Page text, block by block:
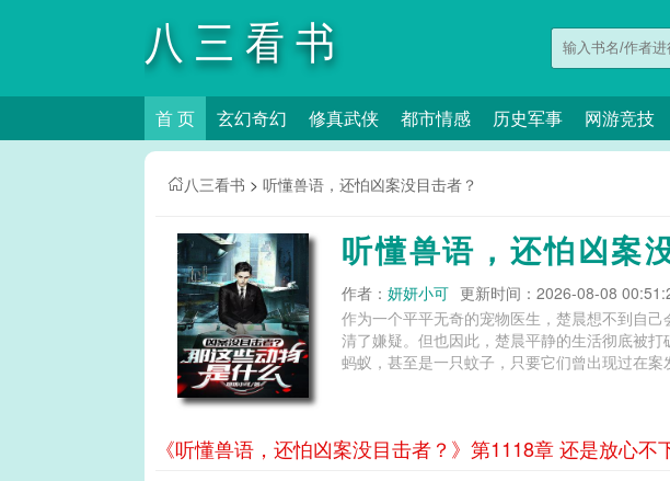
八三看书
首 页 玄幻奇幻 修真武侠 都市情感 历史军事 网游竞技
八三看书 > 听懂兽语，还怕凶案没目击者？
听懂兽语，还怕凶案
作者： 妍妍小可 更新时间：2026-08-08
作为一个平平无奇的宠物医生，楚晨想不到自
清了嫌疑。但也因此，楚晨平静的生活彻底被
蚂蚁，甚至是一只蚊子，只要它们曾出现过在
《听懂兽语，还怕凶案没目击者？》第1118章 还是放心不